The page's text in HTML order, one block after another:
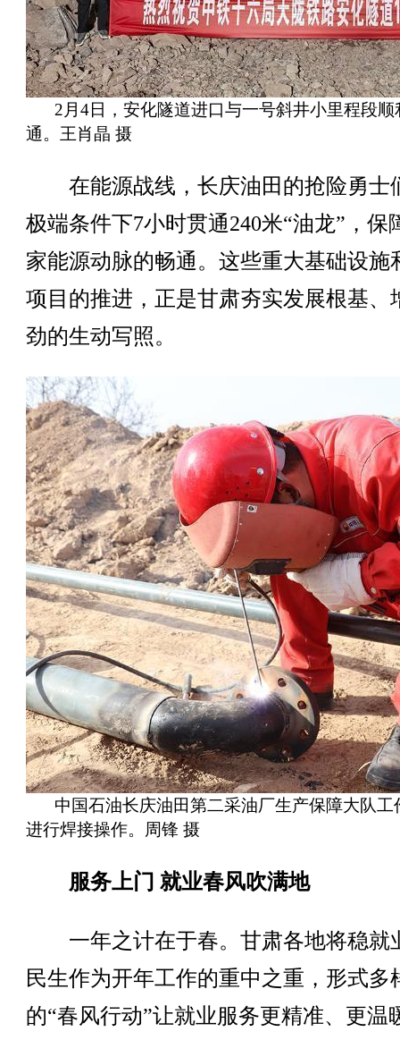
2月4日，安化隧道进口与一号斜井小里程段顺
通。王肖晶 摄
在能源战线，长庆油田的抢险勇士
极端条件下7小时贯通240米“油龙”，保
家能源动脉的畅通。这些重大基础设施
项目的推进，正是甘肃夯实发展根基、
劲的生动写照。
中国石油长庆油田第二采油厂生产保障大队工
进行焊接操作。周锋 摄
服务上门 就业春风吹满地
一年之计在于春。甘肃各地将稳就
民生作为开年工作的重中之重，形式多
的“春风行动”让就业服务更精准、更温